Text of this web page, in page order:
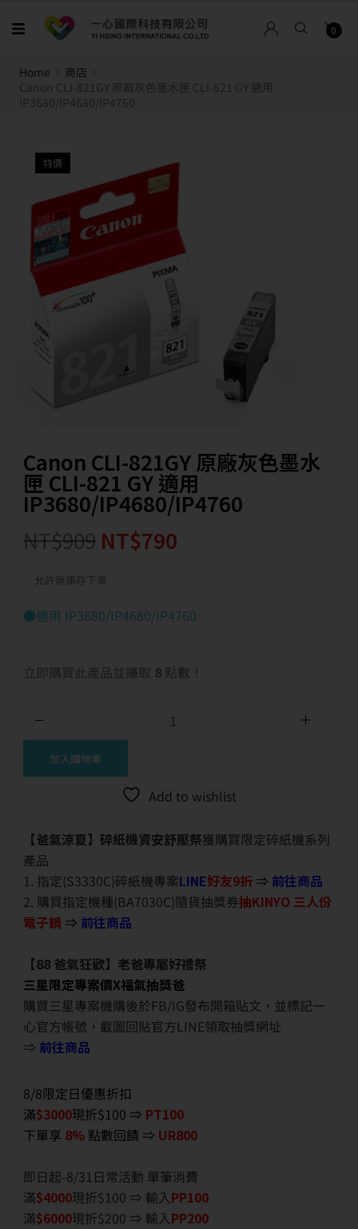
0
Home
商店
Canon CLI-821GY 原廠灰色墨水匣 CLI-821 GY 適用
IP3680/IP4680/IP4760
特價
Canon CLI-821GY 原廠灰色墨水
匣 CLI-821 GY 適用
IP3680/IP4680/IP4760
NT$909 NT$790
允許無庫存下單
●適用 IP3680/IP4680/IP4760
立即購買此產品並賺取 8 點數！
加入購物車
Add to wishlist
【爸氣涼夏】碎紙機資安舒壓祭獲購買限定碎紙機系列
產品
1. 指定(S3330C)碎紙機專案LINE好友9折 ⇒ 前往商品
2. 購買指定機種(BA7030C)隨貨抽獎券抽KINYO 三人份
電子鍋 ⇒ 前往商品
【88 爸氣狂歡】老爸專屬好禮祭
三星限定專案價X福氣抽獎爸
購買三星專案機購後於FB/IG發布開箱貼文，並標記一
心官方帳號，截圖回貼官方LINE領取抽獎網址
⇒ 前往商品
8/8限定日優惠折扣
滿$3000現折$100 ⇒ PT100
下單享 8% 點數回饋 ⇒ UR800
即日起-8/31日常活動 單筆消費
滿$4000現折$100 ⇒ 輸入PP100
滿$6000現折$200 ⇒ 輸入PP200